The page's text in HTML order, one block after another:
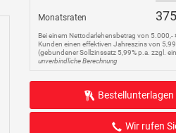
Monatsraten
Bei einem Nettodarlehensbetrag von 5.000,-
Kunden einen effektiven Jahreszins von
(gebundener Sollzinssatz 5,99% p.a. zzgl.
unverbindliche Berechnung
Wir rufen